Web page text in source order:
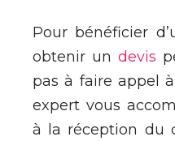
Pour bénéficier
obtenir un devis
pas à faire appel
expert vous
à la réception du